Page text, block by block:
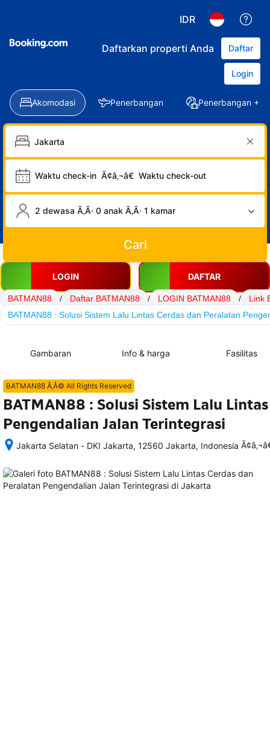
IDR
Daftarkan properti Anda Daftar
Login
Akomodasi Penerbangan Penerbangan +
Waktu check-in Ã¢â‚¬â€ Waktu check-out
2 dewasa Ã‚Â· 0 anak Ã‚Â· 1 kamar
Cari
LOGIN DAFTAR
BATMAN88 / Daftar BATMAN88 / LOGIN BATMAN88 /
Link
BATMAN88 : Solusi Sistem Lalu Lintas Cerdas dan Peralatan
Gambaran Info & harga Fasilitas
BATMAN88 Ã‚Â© All Rights Reserved
BATMAN88 : Solusi Sistem Lalu
Pengendalian Jalan Terintegrasi
Jakarta Selatan - DKI Jakarta, 12560 Jakarta, Indonesia
memesan,
semua